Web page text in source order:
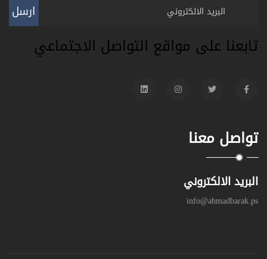
ارسل
تابعنا على مواقع التواصل الاجتماعي
تواصل معنا
البريد الالكتروني
info@ahmadbarak.ps